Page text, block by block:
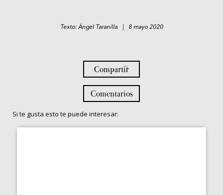
Texto: Ángel Taranilla | 8 mayo 2020
Compartir
Comentarios
Si te gusta esto te puede interesar: